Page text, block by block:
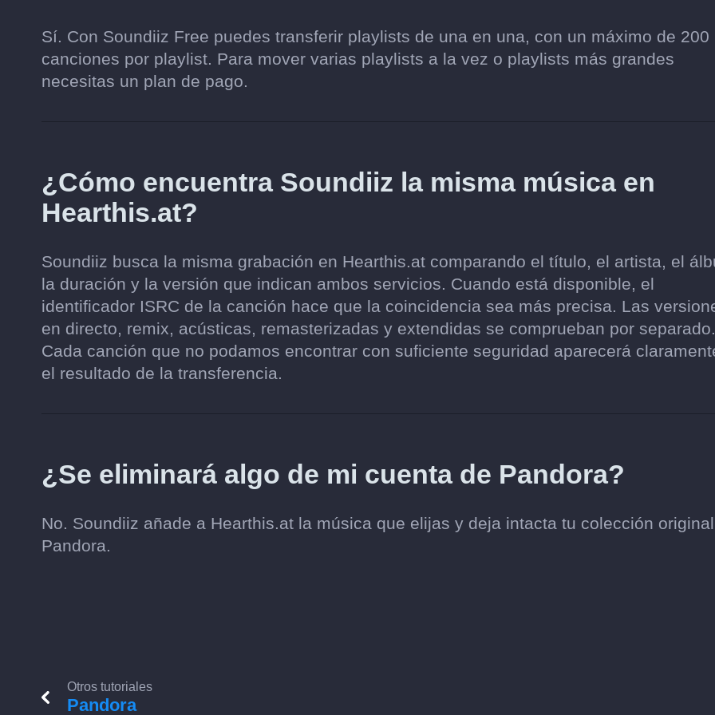
Sí. Con Soundiiz Free puedes transferir playlists de una en una, con un máximo de 200
canciones por playlist. Para mover varias playlists a la vez o playlists más grandes
necesitas un plan de pago.
¿Cómo encuentra Soundiiz la misma música en
Hearthis.at?
Soundiiz busca la misma grabación en Hearthis.at comparando el título, el artista, el
la duración y la versión que indican ambos servicios. Cuando está disponible, el
identificador ISRC de la canción hace que la coincidencia sea más precisa. Las
en directo, remix, acústicas, remasterizadas y extendidas se comprueban por separado.
Cada canción que no podamos encontrar con suficiente seguridad aparecerá
el resultado de la transferencia.
¿Se eliminará algo de mi cuenta de Pandora?
No. Soundiiz añade a Hearthis.at la música que elijas y deja intacta tu colección
Pandora.
Otros tutoriales
Pandora